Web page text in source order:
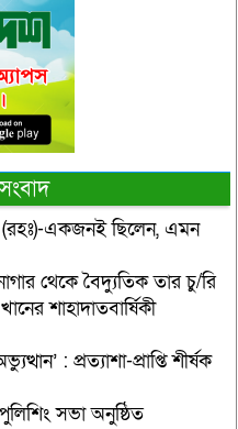
(রহঃ)-একজনই ছিলেন, এমন
থেকে বৈদ্যুতিক তার চু/রি
শাহাদাতবার্ষিকী
: প্রত্যাশা-প্রাপ্তি শীর্ষক
সভা অনুষ্ঠিত